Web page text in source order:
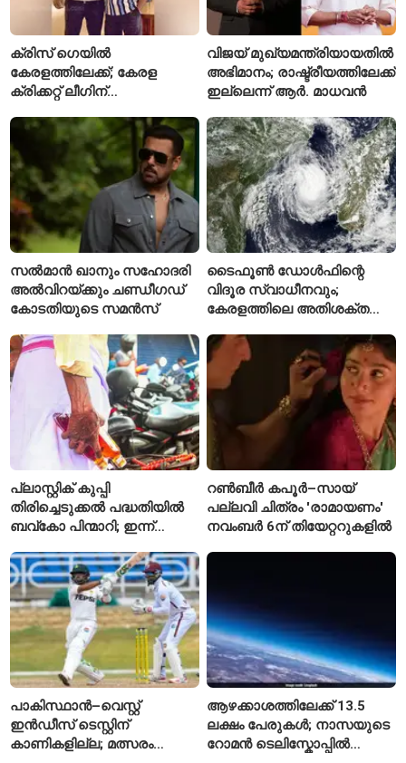
ക്രിസ് ഗെയിൽ
കേരളത്തിലേക്ക്; കേരള
ക്രിക്കറ്റ് ലീഗിന്
താരങ്ങൾക്ക് പരിശീലനം
നൽകും
വിജയ് മുഖ്യമന്ത്രിയായതിൽ
അഭിമാനം; രാഷ്ട്രീയത്തിലേക്ക്
ഇല്ലെന്ന് ആർ. മാധവൻ
സൽമാൻ ഖാനും സഹോദരി
അൽവിറയ്ക്കും ചണ്ഡീഗഡ്
കോടതിയുടെ സമൻസ്
ടൈഫൂൺ ഡോൾഫിന്റെ
വിദൂര സ്വാധീനവും;
കേരളത്തിലെ അതിശക്ത
കാരണമായേക്കുമെന്ന്
റിപ്പോർട്ട്
പ്ലാസ്റ്റിക് കുപ്പി
തിരിച്ചെടുക്കൽ പദ്ധതിയിൽ
ബവ്കോ പിന്മാറി; ഇന്ന്
സ്വീകരിക്കില്ല
റൺബീർ കപൂർ–സായ്
പല്ലവി ചിത്രം 'രാമായണം'
നവംബർ 6ന് തിയേറ്ററുകളിൽ
പാകിസ്ഥാൻ–വെസ്റ്റ്
ഇൻഡീസ് ടെസ്റ്റിന്
കാണികളില്ല; മത്സരം
ആഴക്കാശത്തിലേക്ക് 13.5
ലക്ഷം പേരുകൾ; നാസയുടെ
റോമൻ ടെലിസ്കോപ്പിൽ